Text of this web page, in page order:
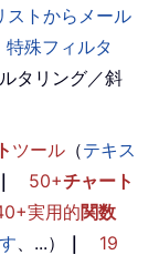
ストからメール
特殊フィルタ
タリング／斜
ツール （テキス
｜ 50+チャート
実用的関数
、...） ｜
19